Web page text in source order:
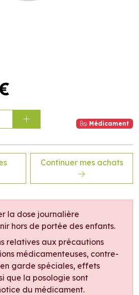
Médicament
Continuer mes achats
la dose journalière
hors de portée des enfants.
relatives aux précautions
médicamenteuses, contre-
garde spéciales, effets
que la posologie sont
du médicament.